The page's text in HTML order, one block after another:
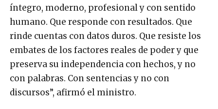
íntegro, moderno, profesional y con sentido
humano. Que responde con resultados. Que
rinde cuentas con datos duros. Que resiste los
embates de los factores reales de poder y que
preserva su independencia con hechos, y no
con palabras. Con sentencias y no con
discursos”, afirmó el ministro.